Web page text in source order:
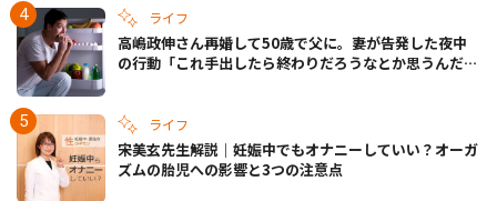
ライフ
高嶋政伸さん再婚して50歳で父に。妻が告発した夜中
の行動「これ手出したら終わりだろうなとか思うんだけ
ライフ
宋美玄先生解説｜妊娠中でもオナニーしていい？オーガ
ズムの胎児への影響と3つの注意点